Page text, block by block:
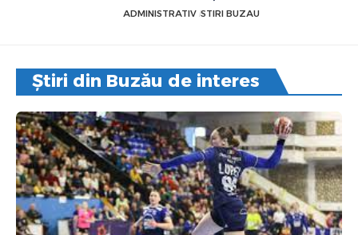
ADMINISTRATIV STIRI BUZAU
Știri din Buzău de interes